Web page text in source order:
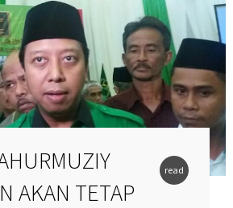
read
AKAN TETAP